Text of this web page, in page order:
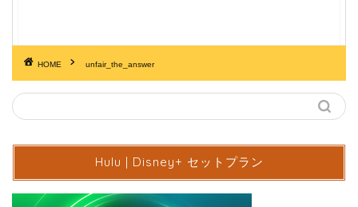
HOME unfair_the_answer
Hulu | Disney+ セットプラン